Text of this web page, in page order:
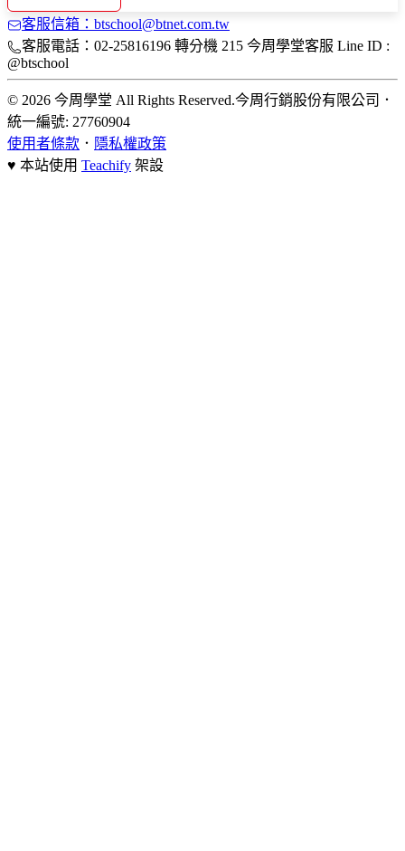
客服信箱：btschool@btnet.com.tw
客服電話：02-25816196 轉分機 215 今周學堂客服 Line ID :
@btschool
© 2026 今周學堂 All Rights Reserved.今周行銷股份有限公司 ．
統一編號: 27760904
使用者條款 ． 隱私權政策
♥ 本站使用 Teachify 架設